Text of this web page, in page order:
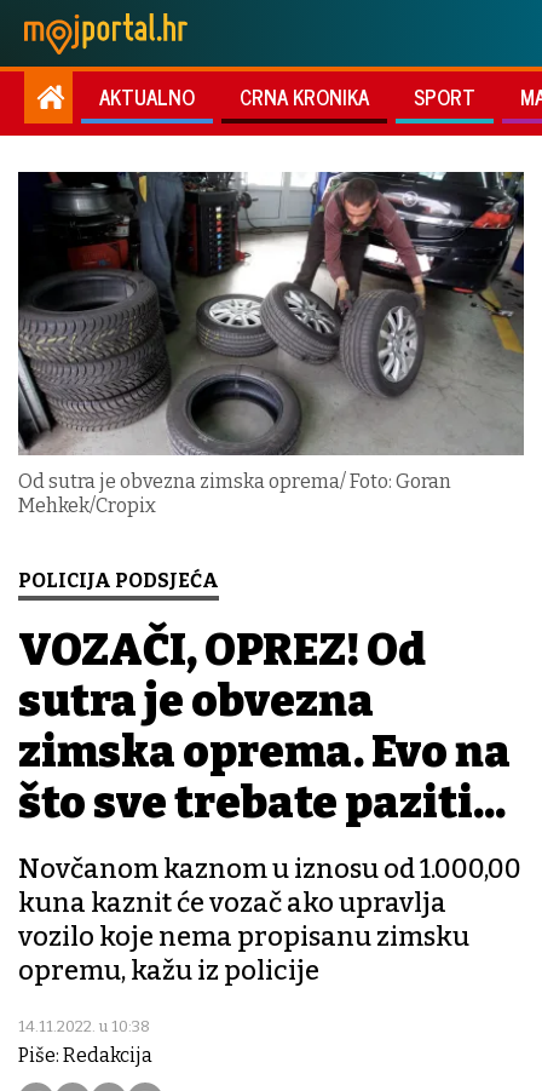
AKTUALNO CRNA KRONIKA SPORT
Od sutra je obvezna zimska oprema/ Foto: Goran
Mehkek/Cropix
POLICIJA PODSJEĆA
VOZAČI, OPREZ! Od
sutra je obvezna
zimska oprema. Evo na
što sve trebate paziti...
Novčanom kaznom u iznosu od 1.000,00
kuna kaznit će vozač ako upravlja
vozilo koje nema propisanu zimsku
opremu, kažu iz policije
14.11.2022. u 10:38
Piše: Redakcija